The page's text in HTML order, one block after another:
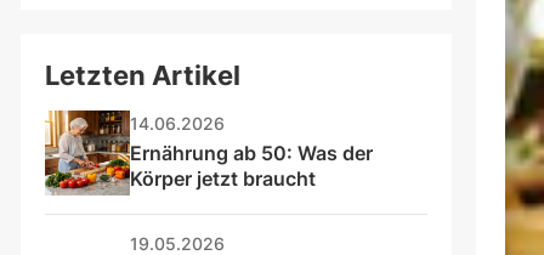
Letzten Artikel
14.06.2026
Ernährung ab 50: Was der
Körper jetzt braucht
19.05.2026